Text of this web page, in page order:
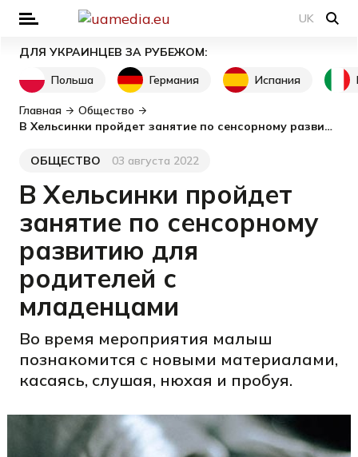
UK
ДЛЯ УКРАИНЦЕВ ЗА РУБЕЖОМ:
Польша
Германия Испания
Главная
Общество
В Хельсинки пройдет занятие по сенсорному развитию для родителей с младенцами
Категория
ОБЩЕСТВО
Дата публикации03 августа 2022
В Хельсинки пройдет
занятие по сенсорному
развитию для
родителей с
младенцами
Во время мероприятия малыш
познакомится с новыми материалами,
касаясь, слушая, нюхая и пробуя.